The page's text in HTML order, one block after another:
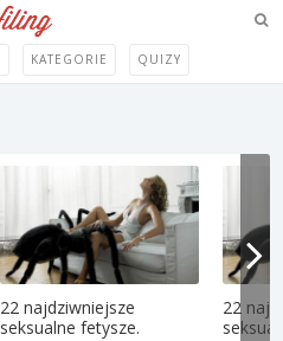
KATEGORIE QUIZY
22 najdziwniejsze
seksualne fetysze.
22